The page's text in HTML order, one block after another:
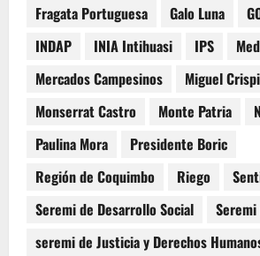
Fragata Portuguesa
Galo Luna
INDAP
INIA Intihuasi IPS
Mercados Campesinos
Miguel Crispi
Monserrat Castro
Monte Patria
Paulina Mora
Presidente Boric
Región de Coquimbo
Riego
Seremi de Desarrollo Social
seremi de Justicia y Derechos